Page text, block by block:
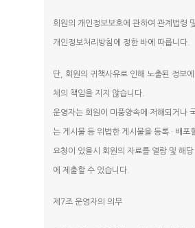
회원의 개인정보보호에 관하여 관계법령
개인정보처리방침에 정한 바에 따릅니다.
단, 회원의 귀책사유로 인해 노출된 정보
체의 책임을 지지 않습니다.
운영자는 회원이 미풍양속에 저해되거나
는 게시물 등 위법한 게시물을 등록 · 배포
요청이 있을시 회원의 자료를 열람 및 해
에 제출할 수 있습니다.
제7조 운영자의 의무